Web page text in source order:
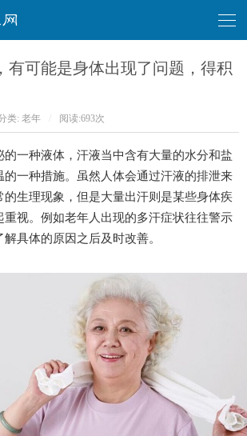
有可能是身体出现了问题，得积
类: 老年 阅读:693次
的一种液体，汗液当中含有大量的水分和盐
的一种措施。虽然人体会通过汗液的排泄来
的生理现象，但是大量出汗则是某些身体疾
重视。例如老年人出现的多汗症状往往警示
具体的原因之后及时改善。